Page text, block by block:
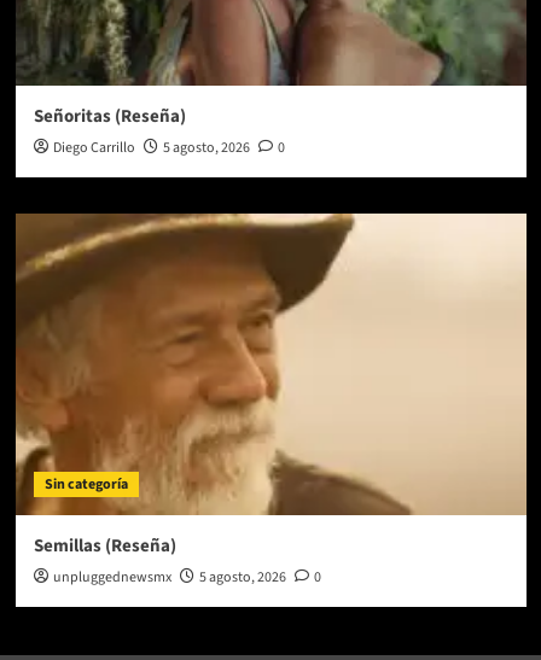
Señoritas (Reseña)
Diego Carrillo 5 agosto, 2026 0
Sin categoría
Semillas (Reseña)
unpluggednewsmx 5 agosto, 2026 0